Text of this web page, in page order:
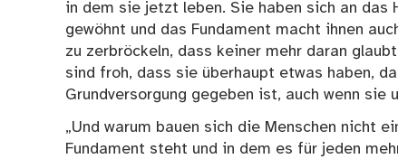
in dem sie jetzt leben. Sie haben sich an das
gewöhnt und das Fundament macht ihnen
zu zerbröckeln, dass keiner mehr daran
sind froh, dass sie überhaupt etwas haben,
Grundversorgung gegeben ist, auch wenn sie
„Und warum bauen sich die Menschen nicht
Fundament steht und in dem es für jeden